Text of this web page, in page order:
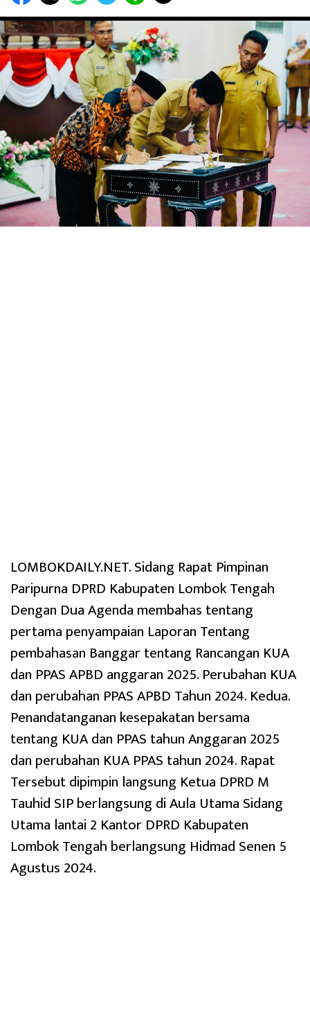
LOMBOKDAILY.NET. Sidang Rapat Pimpinan
Paripurna DPRD Kabupaten Lombok Tengah
Dengan Dua Agenda membahas tentang
pertama penyampaian Laporan Tentang
pembahasan Banggar tentang Rancangan KUA
dan PPAS APBD anggaran 2025. Perubahan KUA
dan perubahan PPAS APBD Tahun 2024. Kedua.
Penandatanganan kesepakatan bersama
tentang KUA dan PPAS tahun Anggaran 2025
dan perubahan KUA PPAS tahun 2024. Rapat
Tersebut dipimpin langsung Ketua DPRD M
Tauhid SIP berlangsung di Aula Utama Sidang
Utama lantai 2 Kantor DPRD Kabupaten
Lombok Tengah berlangsung Hidmad Senen 5
Agustus 2024.